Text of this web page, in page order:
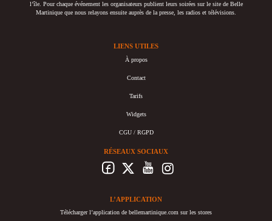
l’île. Pour chaque événement les organisateurs publient leurs soirées sur le site de Belle
Martinique que nous relayons ensuite auprès de la presse, les radios et télévisions.
LIENS UTILES
À propos
Contact
Tarifs
Widgets
CGU / RGPD
RÉSEAUX SOCIAUX
L’APPLICATION
Télécharger l’application de bellemartinique.com sur les stores